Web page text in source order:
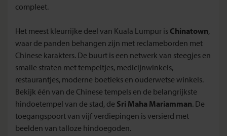
compleet.
Het meest kleurrijke deel van Kuala Lumpur is Chinatown,
waar de panden behangen zijn met reclameborden met
Chinese karakters. De buurt is een netwerk van steegjes en
smalle straten met tempeltjes, medicijnwinkels,
restaurantjes, moderne boetieks en ouderwetse winkels.
Bekijk één van de Chinese tempels en de belangrijkste
hindoetempel van de stad, de Sri Maha Mariamman. De
toegangspoort van vijf verdiepingen is versierd met
beelden van talloze hindoegoden.